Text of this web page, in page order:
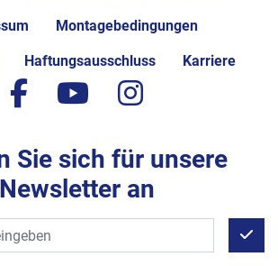
Montagebedingungen
Haftungsausschluss Karriere
facebook
youtubeinstagram
Sie sich für unsere
Newsletter an